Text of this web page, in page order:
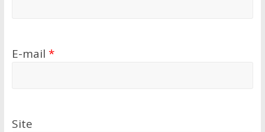
E-mail *
Site